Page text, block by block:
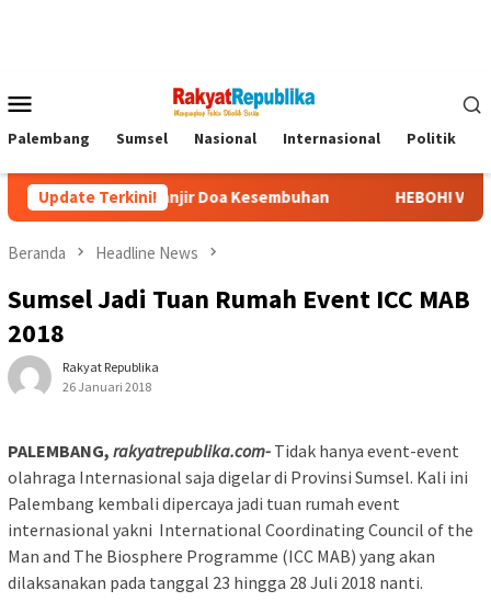
Mobile
Palembang Sumsel Nasional Internasional Politik
Update Terkini!
Banjir Doa Kesembuhan HEBOH! Video Viral
Beranda Headline News
Sumsel Jadi Tuan Rumah Event ICC MAB
2018
Rakyat Republika
26 Januari 2018
PALEMBANG, rakyatrepublika.com- Tidak hanya event-event
olahraga Internasional saja digelar di Provinsi Sumsel. Kali ini
Palembang kembali dipercaya jadi tuan rumah event
internasional yakni International Coordinating Council of the
Man and The Biosphere Programme (ICC MAB) yang akan
dilaksanakan pada tanggal 23 hingga 28 Juli 2018 nanti.